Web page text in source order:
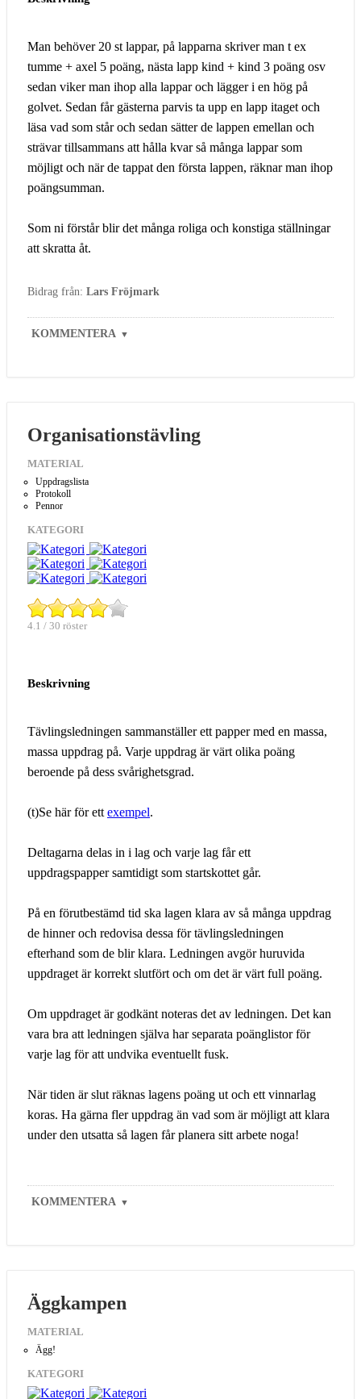
Man behöver 20 st lappar, på lapparna skriver man t ex
tumme + axel 5 poäng, nästa lapp kind + kind 3 poäng osv
sedan viker man ihop alla lappar och lägger i en hög på
golvet. Sedan får gästerna parvis ta upp en lapp itaget och
läsa vad som står och sedan sätter de lappen emellan och
strävar tillsammans att hålla kvar så många lappar som
möjligt och när de tappat den första lappen, räknar man ihop
poängsumman.
Som ni förstår blir det många roliga och konstiga ställningar
att skratta åt.
Bidrag från: Lars Fröjmark
KOMMENTERA ▼
Organisationstävling
MATERIAL
Uppdragslista
Protokoll
Pennor
KATEGORI
4.1 / 30 röster
Beskrivning
Tävlingsledningen sammanställer ett papper med en massa,
massa uppdrag på. Varje uppdrag är värt olika poäng
beroende på dess svårighetsgrad.
(t)Se här för ett exempel.
Deltagarna delas in i lag och varje lag får ett
uppdragspapper samtidigt som startskottet går.
På en förutbestämd tid ska lagen klara av så många uppdrag
de hinner och redovisa dessa för tävlingsledningen
efterhand som de blir klara. Ledningen avgör huruvida
uppdraget är korrekt slutfört och om det är värt full poäng.
Om uppdraget är godkänt noteras det av ledningen. Det kan
vara bra att ledningen själva har separata poänglistor för
varje lag för att undvika eventuellt fusk.
När tiden är slut räknas lagens poäng ut och ett vinnarlag
koras. Ha gärna fler uppdrag än vad som är möjligt att klara
under den utsatta så lagen får planera sitt arbete noga!
KOMMENTERA ▼
Äggkampen
MATERIAL
Ägg!
KATEGORI